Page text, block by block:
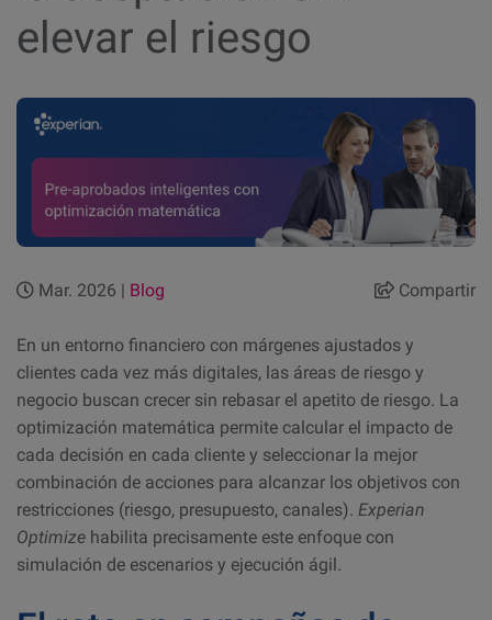
elevar el riesgo
Mar. 2026 | Blog Compartir
En un entorno financiero con márgenes ajustados y
clientes cada vez más digitales, las áreas de riesgo y
negocio buscan crecer sin rebasar el apetito de riesgo. La
optimización matemática permite calcular el impacto de
cada decisión en cada cliente y seleccionar la mejor
combinación de acciones para alcanzar los objetivos con
restricciones (riesgo, presupuesto, canales). Experian
Optimize habilita precisamente este enfoque con
simulación de escenarios y ejecución ágil.